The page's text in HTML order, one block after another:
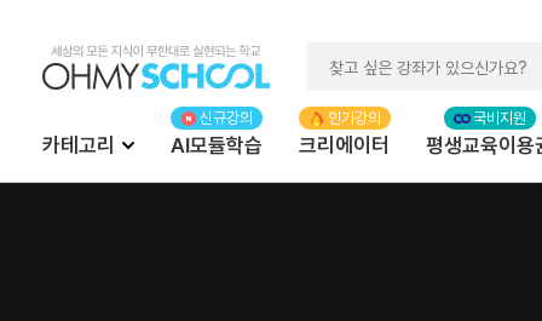
카테고리 AI모듈학습 크리에이터 평생교육이용